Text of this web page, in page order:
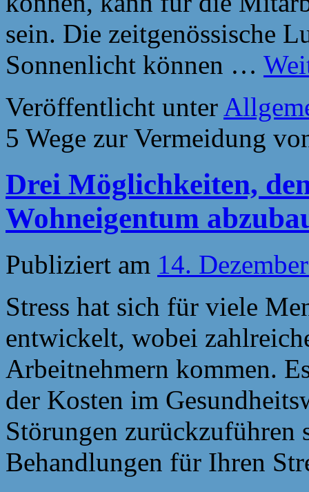
sein. Die zeitgenössische
Sonnenlicht können …
Veröffentlicht unter
5 Wege zur Vermeidung
Drei Möglichkeiten,
Wohneigentum
Publiziert am 14.
Stress hat sich für viele
entwickelt, wobei
Arbeitnehmern kommen.
der Kosten im
Störungen
Behandlungen für Ihren